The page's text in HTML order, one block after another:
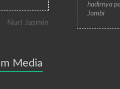
Nuri Jasmin
Media
hadirnya
Jambi